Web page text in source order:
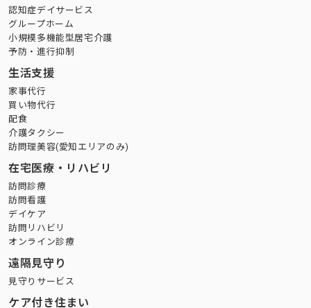
認知症デイサービス
グループホーム
小規模多機能型居宅介護
予防・進行抑制
生活支援
家事代行
買い物代行
配食
介護タクシー
訪問理美容(愛知エリアのみ)
在宅医療・リハビリ
訪問診療
訪問看護
デイケア
訪問リハビリ
オンライン診療
遠隔見守り
見守りサービス
ケア付き住まい